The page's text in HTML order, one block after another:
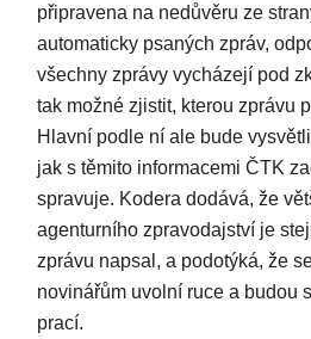
připravena na nedůvěru ze
automaticky psaných zpráv,
všechny zprávy vycházejí pod
tak možné zjistit, kterou zprávu
Hlavní podle ní ale bude
jak s těmito informacemi ČTK
spravuje. Kodera dodává, že
agenturního zpravodajství je
zprávu napsal, a podotýká, že
novinářům uvolní ruce a budou
prací.